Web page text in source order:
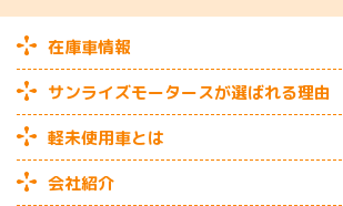
在庫車情報
サンライズモータースが選ばれる理由
軽未使用車とは
会社紹介